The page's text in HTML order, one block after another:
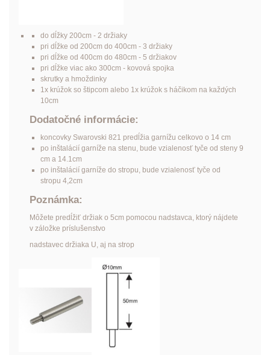
do dĺžky 200cm - 2 držiaky
pri dĺžke od 200cm do 400cm - 3 držiaky
pri dĺžke od 400cm do 480cm - 5 držiakov
pri dĺžke viac ako 300cm - kovová spojka
skrutky a hmoždinky
1x krúžok so štipcom alebo 1x krúžok s háčikom na každých
10cm
Dodatočné informácie:
koncovky Swarovski 821 predĺžia garnížu celkovo o 14 cm
po inštalácií garníže na stenu, bude vzialenosť tyče od steny 9
cm a 14.1cm
po inštalácií garníže do stropu, bude vzialenosť tyče od
stropu 4,2cm
Poznámka:
Môžete predĺžiť držiak o 5cm pomocou nadstavca, ktorý nájdete
v záložke príslušenstvo
nadstavec držiaka U, aj na strop